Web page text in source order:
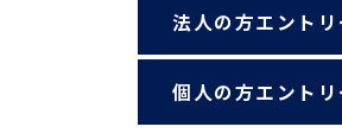
法人の方エントリ
個人の方エントリ